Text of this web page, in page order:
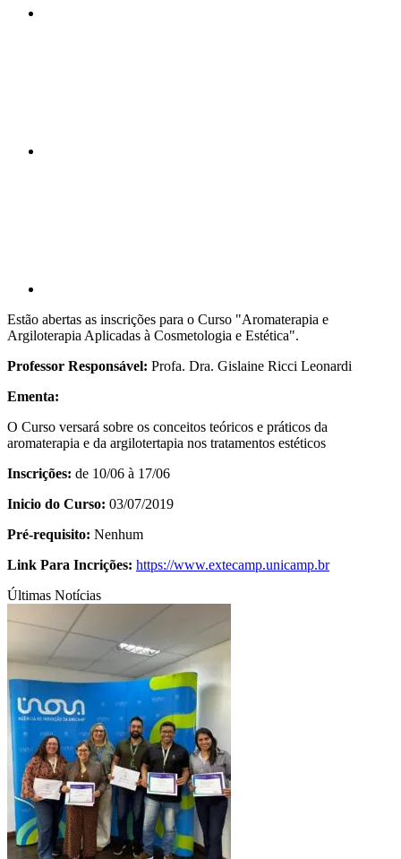
Estão abertas as inscrições para o Curso "Aromaterapia e
Argiloterapia Aplicadas à Cosmetologia e Estética".
Professor Responsável: Profa. Dra. Gislaine Ricci Leonardi
Ementa:
O Curso versará sobre os conceitos teóricos e práticos da
aromaterapia e da argilotertapia nos tratamentos estéticos
Inscrições: de 10/06 à 17/06
Inicio do Curso: 03/07/2019
Pré-requisito: Nenhum
Link Para Incrições: https://www.extecamp.unicamp.br
Últimas Notícias